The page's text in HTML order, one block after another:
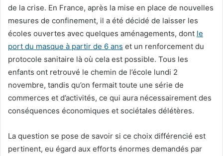
de la crise. En France, après la mise en place de nouvelles
mesures de confinement, il a été décidé de laisser les
écoles ouvertes avec quelques aménagements, dont le
port du masque à partir de 6 ans et un renforcement du
protocole sanitaire là où cela est possible. Tous les
enfants ont retrouvé le chemin de l’école lundi 2
novembre, tandis qu’on fermait toute une série de
commerces et d’activités, ce qui aura nécessairement des
conséquences économiques et sociétales délétères.
La question se pose de savoir si ce choix différencié est
pertinent, eu égard aux efforts énormes demandés par